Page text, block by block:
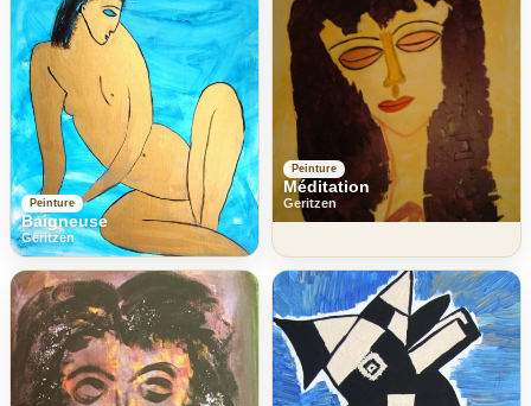
Peinture
Baigneuse
Geritzen
Peinture
Méditation
Geritzen